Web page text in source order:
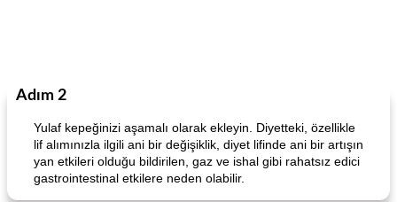
Adım 2
Yulaf kepeğinizi aşamalı olarak ekleyin. Diyetteki, özellikle
lif alımınızla ilgili ani bir değişiklik, diyet lifinde ani bir artışın
yan etkileri olduğu bildirilen, gaz ve ishal gibi rahatsız edici
gastrointestinal etkilere neden olabilir.